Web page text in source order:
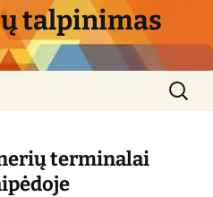
talpinimas
Search
for:
terminalai